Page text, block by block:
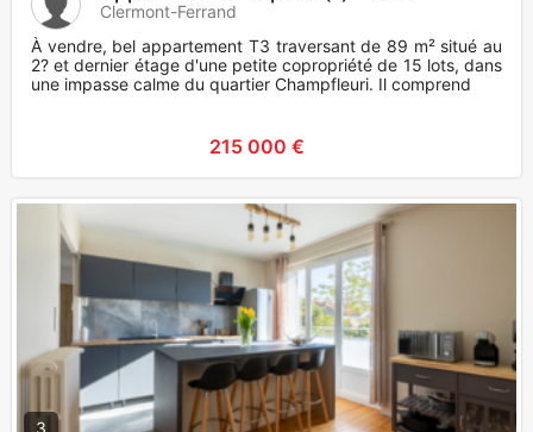
Clermont-Ferrand
À vendre, bel appartement T3 traversant de 89 m² situé au
2? et dernier étage d'une petite copropriété de 15 lots, dans
une impasse calme du quartier Champfleuri. Il comprend
215 000 €